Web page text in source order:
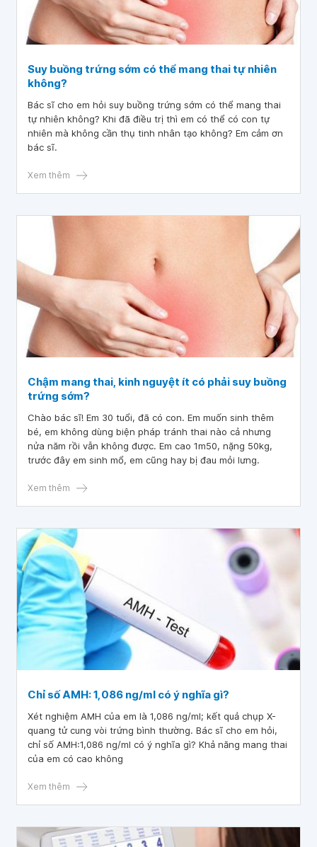
Suy buồng trứng sớm có thể mang thai tự nhiên
không?
Bác sĩ cho em hỏi suy buồng trứng sớm có thể mang thai
tự nhiên không? Khi đã điều trị thì em có thể có con tự
nhiên mà không cần thụ tinh nhân tạo không? Em cảm ơn
bác sĩ.
Xem thêm
Chậm mang thai, kinh nguyệt ít có phải suy buồng
trứng sớm?
Chào bác sĩ! Em 30 tuổi, đã có con. Em muốn sinh thêm
bé, em không dùng biện pháp tránh thai nào cả nhưng
nửa năm rồi vẫn không được. Em cao 1m50, nặng 50kg,
trước đây em sinh mổ, em cũng hay bị đau mỏi lưng.
Xem thêm
Chỉ số AMH: 1,086 ng/ml có ý nghĩa gì?
Xét nghiệm AMH của em là 1,086 ng/ml; kết quả chụp X-
quang tử cung vòi trứng bình thường. Bác sĩ cho em hỏi,
chỉ số AMH:1,086 ng/ml có ý nghĩa gì? Khả năng mang thai
của em có cao không
Xem thêm